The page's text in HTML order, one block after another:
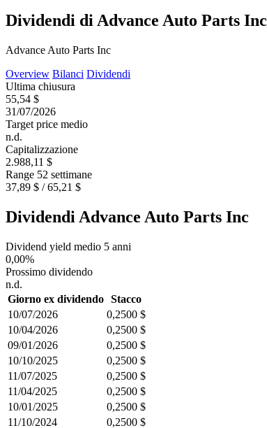
Dividendi di Advance Auto Parts Inc
Advance Auto Parts Inc
Overview Bilanci Dividendi
Ultima chiusura
55,54 $
31/07/2026
Target price medio
n.d.
Capitalizzazione
2.988,11 $
Range 52 settimane
37,89 $ / 65,21 $
Dividendi Advance Auto Parts Inc
Dividend yield medio 5 anni
0,00%
Prossimo dividendo
n.d.
Giorno ex dividendo Stacco
10/07/2026
0,2500 $
10/04/2026
0,2500 $
09/01/2026
0,2500 $
10/10/2025
0,2500 $
11/07/2025
0,2500 $
11/04/2025
0,2500 $
10/01/2025
0,2500 $
11/10/2024
0,2500 $